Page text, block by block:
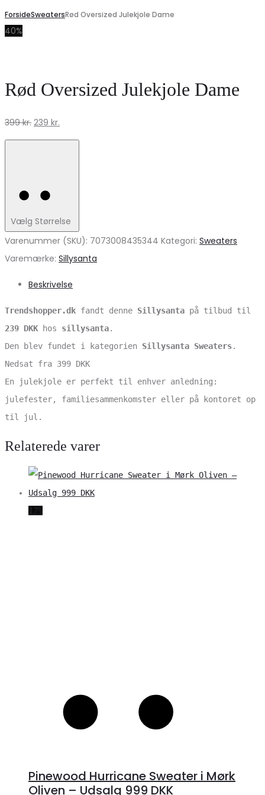
ForsideSweatersRød Oversized Julekjole Dame
40%
Rød Oversized Julekjole Dame
399kr. Den
oprindelige
399 kr..
239 kr.
aktuelle
Vælg Størrelse
Varenummer (SKU): 7073008435344 Kategori: Sweaters
Varemærke: Sillysanta
Beskrivelse
Trendshopper.dk fandt denne Sillysanta på tilbud til
239 DKK hos sillysanta.
Den blev fundet i kategorien Sillysanta Sweaters.
Nedsat fra 399 DKK
En julekjole er perfekt til enhver anledning:
julefester, familiesammenkomster eller på kontoret op
til jul.
Relaterede varer
17%
Pinewood Hurricane Sweater i Mørk
Oliven – Udsalg 999 DKK